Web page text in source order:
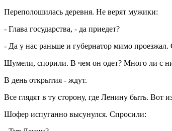
Переполошилась деревня. Не верят мужики:
- Глава государства, - да приедет?
- Да у нас раньше и губернатор мимо проезжал.
Шумели, спорили. В чем он одет? Много ли с
В день открытия - ждут.
Все глядят в ту сторону, где Ленину быть. Вот
Шофер испуганно высунулся. Спросили: